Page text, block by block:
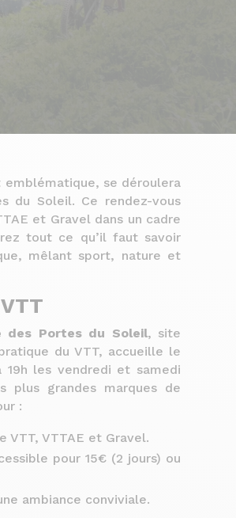
se déroulera
du Soleil. Ce rendez-vous
et Gravel dans un cadre
tout ce qu’il faut savoir
mêlant sport, nature et
des Portes du Soleil, site
du VTT, accueille le
les vendredi et samedi
plus grandes marques de
:
VTT, VTTAE et Gravel.
pour 15€ (2 jours) ou
ambiance conviviale.